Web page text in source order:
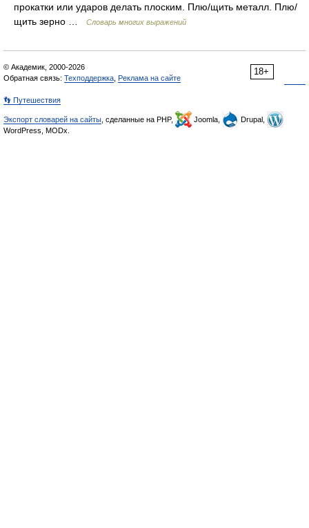
прокатки или ударов делать плоским. Плю/щить металл. Плю/
щить зерно …
Словарь многих выражений
18+
© Академик, 2000-2026
Обратная связь: Техподдержка Реклама на сайте
👣 Путешествия
Экспорт словарей на сайты , сделанные на PHP, Joomla,
Drupal,
WordPress, MODx.